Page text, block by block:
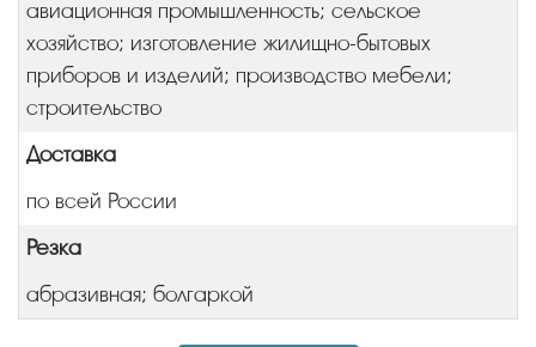
авиационная промышленность; сельское
хозяйство; изготовление жилищно-бытовых
приборов и изделий; производство мебели;
строительство
Доставка
по всей России
Резка
абразивная; болгаркой